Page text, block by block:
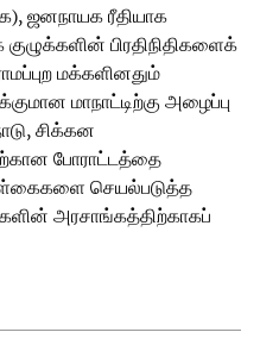
ஜனநாயக ரீதியாக
பிரதிநிதிகளைக்
மக்களினதும்
மாநாட்டிற்கு அழைப்பு
சிக்கன
போராட்டத்தை
செயல்படுத்த
அரசாங்கத்திற்காகப்